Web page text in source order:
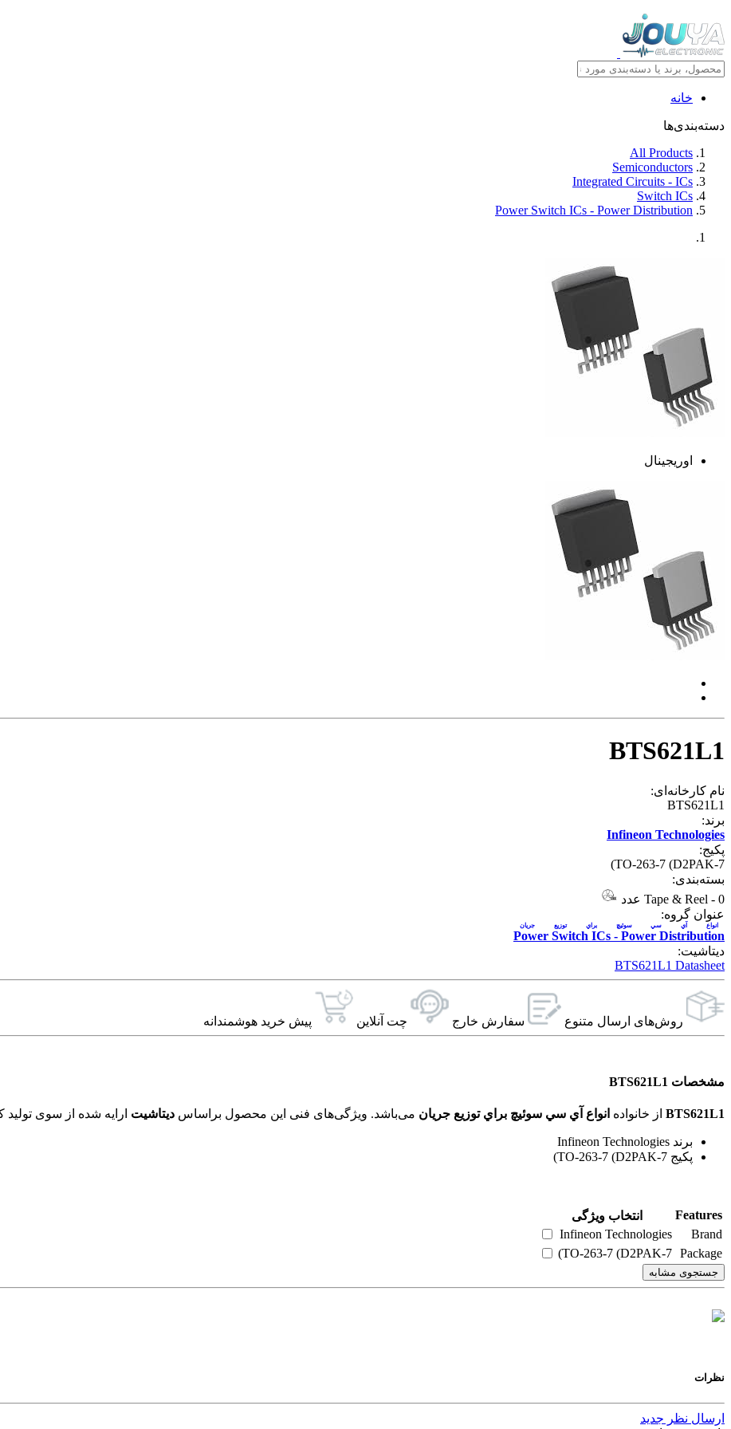
خانه
دسته‌بندی‌ها
All Products
Semiconductors
Integrated Circuits - ICs
Switch ICs
Power Switch ICs - Power Distribution
اوریجینال
BTS621L1
نام کارخانه‌ای:
BTS621L1
برند:
Infineon Technologies
پکیج:
TO-263-7 (D2PAK-7)
بسته‌بندی:
Tape & Reel - 0 عدد
عنوان گروه:
Power Switch ICs - Power Distribution
انواع آي سي سوئیچ براي توزيع جريان
دیتاشیت:
BTS621L1 Datasheet
روش‌های ارسال‌ متنوع سفارش خارج چت آنلاین پیش خرید هوشمندانه
مشخصات BTS621L1
BTS621L1 از خانواده انواع آي سي سوئیچ براي توزيع جريان دیتاشیت ارایه شده از سوی
برند Infineon Technologies
پکیج TO-263-7 (D2PAK-7)
Features
انتخاب ویژگی
Brand
Infineon Technologies
Package
TO-263-7 (D2PAK-7)
جستجوی مشابه
نظرات
ارسال نظر جدید